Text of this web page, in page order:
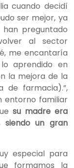
cuando decidí
ser mejor, ya
preguntado
al sector
me encantaría
aprendido en
la mejora de la
de farmacia).”,
entorno familiar
su madre era
siendo un gran
especial para
formamos la